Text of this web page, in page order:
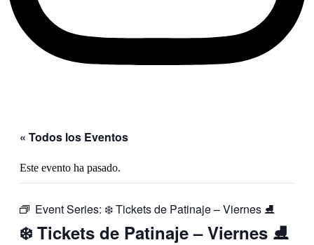
« Todos los Eventos
Este evento ha pasado.
Event Series: ❄️ Tickets de Patinaje – Viernes ⛸️
❄️ Tickets de Patinaje – Viernes ⛸️